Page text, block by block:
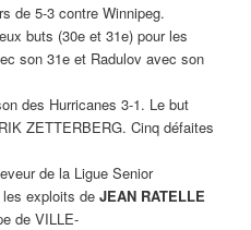
de 5-3 contre Winnipeg.
buts (30e et 31e) pour les
son 31e et Radulov avec son
des Hurricanes 3-1. Le but
ZETTERBERG. Cinq défaites
de la Ligue Senior
les exploits de JEAN RATELLE
de VILLE-